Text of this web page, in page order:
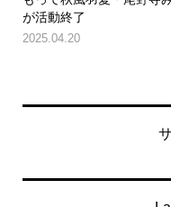
が活動終了
2025.04.20